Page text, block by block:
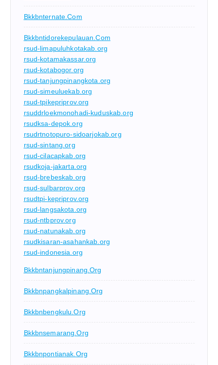
Bkkbnternate.com
Bkkbntidorekepulauan.com
rsud-limapuluhkotakab.org
rsud-kotamakassar.org
rsud-kotabogor.org
rsud-tanjungpinangkota.org
rsud-simeuluekab.org
rsud-tpikepriprov.org
rsuddrloekmonohadi-kuduskab.org
rsudksa-depok.org
rsudrtnotopuro-sidoarjokab.org
rsud-sintang.org
rsud-cilacapkab.org
rsudkoja-jakarta.org
rsud-brebeskab.org
rsud-sulbarprov.org
rsudtpi-kepriprov.org
rsud-langsakota.org
rsud-ntbprov.org
rsud-natunakab.org
rsudkisaran-asahankab.org
rsud-indonesia.org
Bkkbntanjungpinang.org
Bkkbnpangkalpinang.org
Bkkbnbengkulu.org
Bkkbnsemarang.org
Bkkbnpontianak.org